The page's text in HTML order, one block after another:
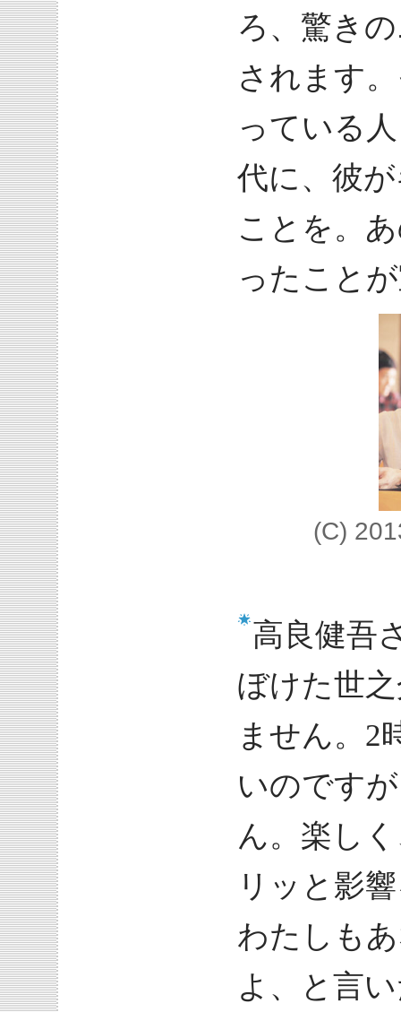
ろ、驚き
されます
っている
代に、彼
ことを。
ったこと
(C)
高良健吾
ぼけた世
ません。2
いのです
ん。楽し
リッと影
わたしも
よ、と言